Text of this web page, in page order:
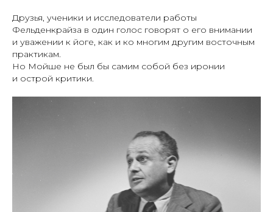
Друзья, ученики и исследователи работы
Фельденкрайза в один голос говорят о его внимании
и уважении к йоге, как и ко многим другим восточным
практикам.
Но Мойше не был бы самим собой без иронии
и острой критики.